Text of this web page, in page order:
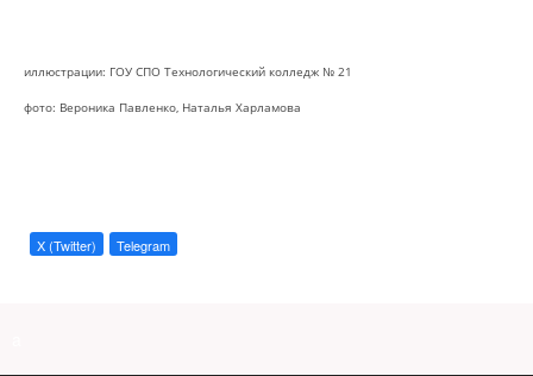
иллюстрации: ГОУ СПО Технологический колледж № 21
фото: Вероника Павленко, Наталья Харламова
X (Twitter) Telegram